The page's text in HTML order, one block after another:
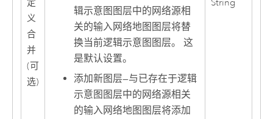
定
义
合
并
(可
选)
辑示意图图层中的网络源相
关的输入网络地图图层将替
换当前逻辑示意图图层。 这
是默认设置。
添加新图层—与已存在于逻辑
示意图图层中的网络源相关
的输入网络地图图层将添加
String